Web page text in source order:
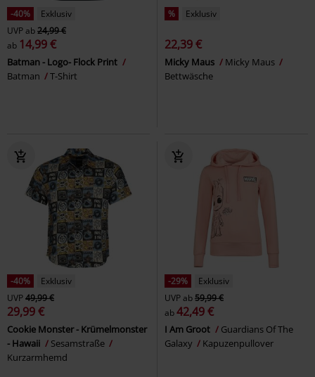
-40%
Exklusiv
UVPab24,99 €
ab 14,99 €
Batman - Logo- Flock Print
Batman
T-Shirt
% Exklusiv
22,39 €
Micky Maus
Micky Maus
Bettwäsche
-40%
Exklusiv
UVP49,99 €
29,99 €
Cookie Monster - Krümelmonster
- Hawaii
Sesamstraße
Kurzarmhemd
-29%
Exklusiv
UVPab59,99 €
ab42,49 €
I Am Groot
Guardians Of The
Galaxy
Kapuzenpullover